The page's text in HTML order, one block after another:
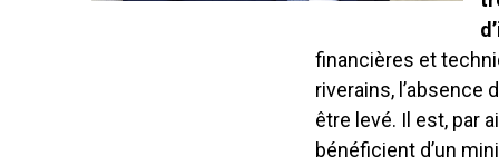
financières et
riverains, l’absence
être levé. Il est, par
bénéficient d’un